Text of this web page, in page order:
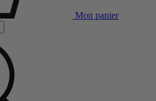
Mon panier